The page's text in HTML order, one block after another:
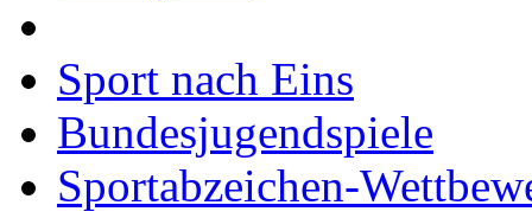
Sport nach Eins
Bundesjugendspiele
Sportabzeichen-